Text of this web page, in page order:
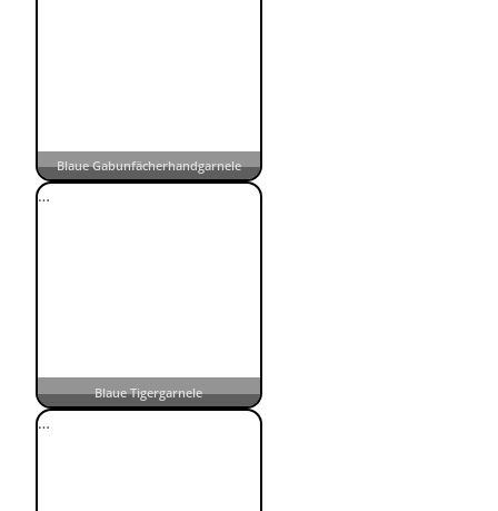
Blaue Gabunfächerhandgarnele
Blaue Tigergarnele
…
…